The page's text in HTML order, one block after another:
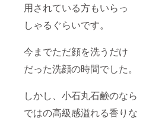
用されている方もいらっ
しゃるぐらいです。
今までただ顔を洗うだけ
だった洗顔の時間でした。
しかし、小石丸石鹸のなら
ではの高級感溢れる香りな